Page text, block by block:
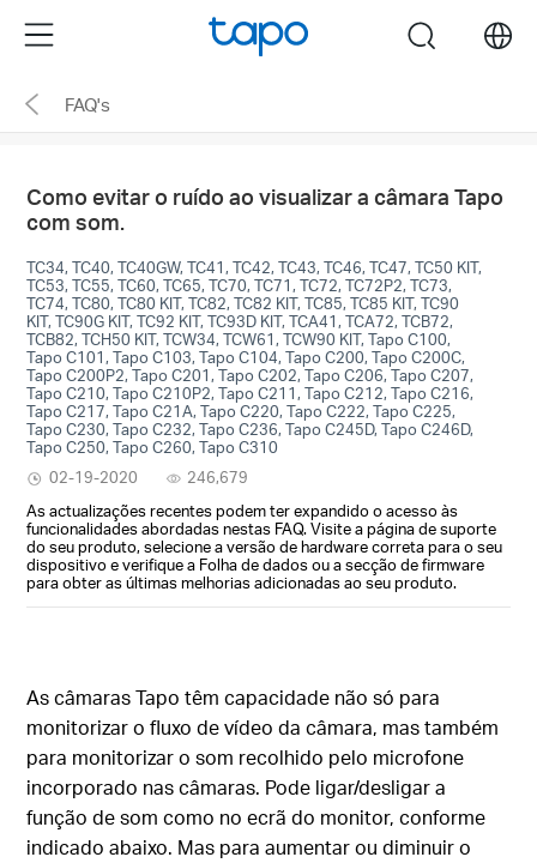
the
navigation
Menu search
FAQ's
Como evitar o ruído ao visualizar a câmara Tapo
com som.
TC34, TC40, TC40GW, TC41, TC42, TC43, TC46, TC47, TC50 KIT,
TC53, TC55, TC60, TC65, TC70, TC71, TC72, TC72P2, TC73,
TC74, TC80, TC80 KIT, TC82, TC82 KIT, TC85, TC85 KIT, TC90
KIT, TC90G KIT, TC92 KIT, TC93D KIT, TCA41, TCA72, TCB72,
TCB82, TCH50 KIT, TCW34, TCW61, TCW90 KIT, Tapo C100,
Tapo C101, Tapo C103, Tapo C104, Tapo C200, Tapo C200C,
Tapo C200P2, Tapo C201, Tapo C202, Tapo C206, Tapo C207,
Tapo C210, Tapo C210P2, Tapo C211, Tapo C212, Tapo C216,
Tapo C217, Tapo C21A, Tapo C220, Tapo C222, Tapo C225,
Tapo C230, Tapo C232, Tapo C236, Tapo C245D, Tapo C246D,
Tapo C250, Tapo C260, Tapo C310
02-19-2020
246,679
As actualizações recentes podem ter expandido o acesso às
funcionalidades abordadas nestas FAQ. Visite a página de suporte
do seu produto, selecione a versão de hardware correta para o seu
dispositivo e verifique a Folha de dados ou a secção de firmware
para obter as últimas melhorias adicionadas ao seu produto.
As câmaras Tapo têm capacidade não só para
monitorizar o fluxo de vídeo da câmara, mas também
para monitorizar o som recolhido pelo microfone
incorporado nas câmaras. Pode ligar/desligar a
função de som como no ecrã do monitor, conforme
indicado abaixo. Mas para aumentar ou diminuir o